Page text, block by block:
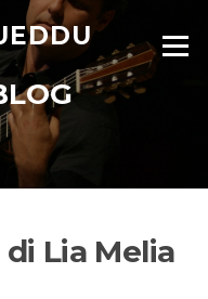
Menu
Lia Melia